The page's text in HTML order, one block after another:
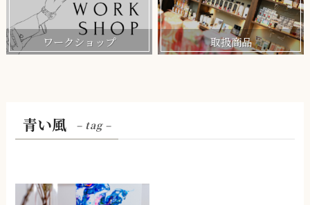
ワークショップ 取扱商品
青い風 – tag –